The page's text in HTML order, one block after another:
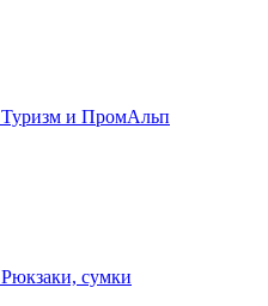
Туризм и ПромАльп
Рюкзаки, сумки